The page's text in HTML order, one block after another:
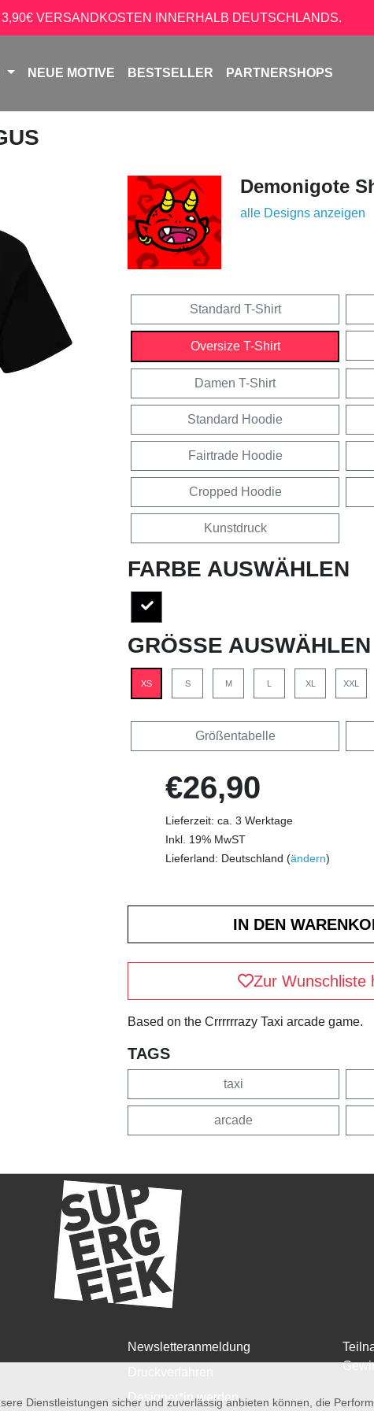
VERSANDKOSTEN INNERHALB DEUTSCHLANDS.
NEUE MOTIVE BESTSELLER PARTNERSHOPS
Demonigote
alle Designs anzeigen
Standard T-Shirt
Oversize T-Shirt
Damen T-Shirt
Standard Hoodie
Fairtrade Hoodie
Cropped Hoodie
Kunstdruck
FARBE AUSWÄHLEN
GRÖSSE AUSWÄHLEN
XS S M L XL XXL
Größentabelle
€26,90
Lieferzeit: ca. 3 Werktage
Inkl. 19% MwST
Lieferland: Deutschland (ändern)
Zur Wunschliste
Based on the Crrrrrrazy Taxi arcade game.
TAGS
taxi
arcade
Newsletteranmeldung
Designer*in werden
Dienstleistungen sicher und zuverlässig anbieten können, die